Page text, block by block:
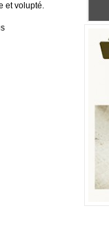
et volupté.